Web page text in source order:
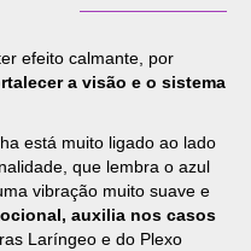
efeito calmante, por
a visão e o sistema
está muito ligado ao lado
que lembra o azul
vibração muito suave e
auxilia nos casos
Laríngeo e do Plexo